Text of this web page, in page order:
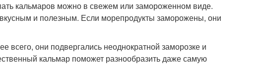
кальмаров можно в свежем или замороженном виде.
и полезным. Если морепродукты заморожены, они
всего, они подвергались неоднократной заморозке и
кальмар поможет разнообразить даже самую